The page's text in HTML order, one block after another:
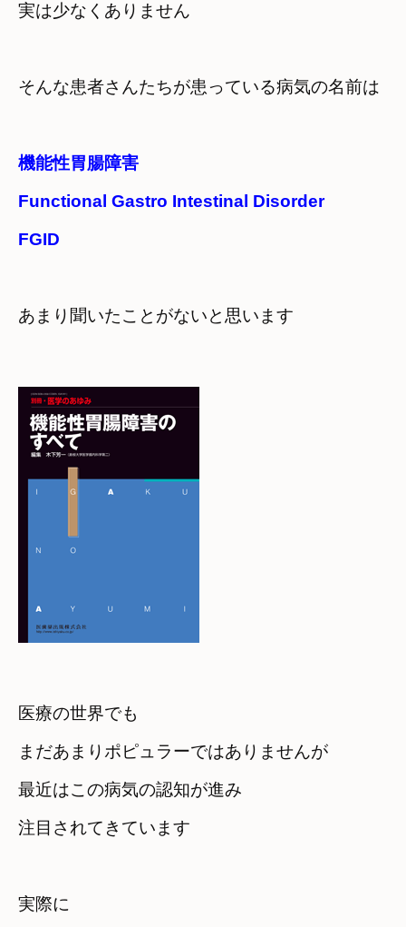
実は少なくありません
そんな患者さんたちが患っている病気の名前は
機能性胃腸障害
Functional Gastro Intestinal Disorder
FGID
あまり聞いたことがないと思います
医療の世界でも
まだあまりポピュラーではありませんが
最近はこの病気の認知が進み
注目されてきています
実際に